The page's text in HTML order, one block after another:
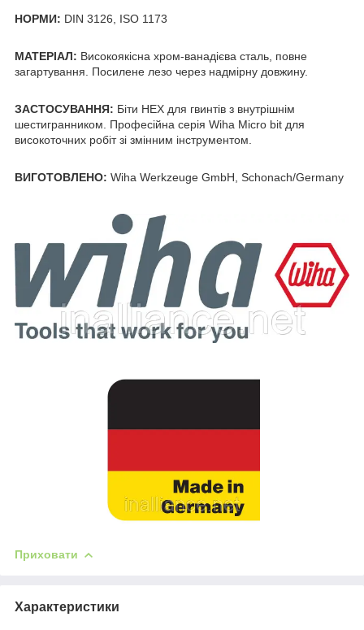
НОРМИ: DIN 3126, ISO 1173
МАТЕРІАЛ: Високоякісна хром-ванадієва сталь, повне
загартування. Посилене лезо через надмірну довжину.
ЗАСТОСУВАННЯ: Біти HEX для гвинтів з внутрішнім
шестигранником. Професійна серія Wiha Micro bit для
високоточних робіт зі змінним інструментом.
ВИГОТОВЛЕНО: Wiha Werkzeuge GmbH, Schonach/Germany
Приховати
Характеристики